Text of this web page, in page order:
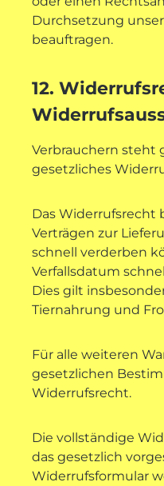
Durchsetzung
beauftragen.
12.
Verbrauchern steht
gesetzliches
Das Widerrufsrecht
Verträgen zur
schnell verderben
Verfallsdatum
Dies gilt
Tiernahrung und
Für alle weiteren
gesetzlichen
Widerrufsrecht.
Die vollständige
das gesetzlich
Widerrufsformular